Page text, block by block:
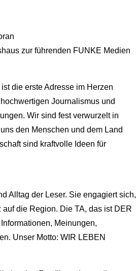
zur führenden FUNKE Medien
die erste Adresse im Herzen
Journalismus und
Wir sind fest verwurzelt in
den Menschen und dem Land
sind kraftvolle Ideen für
Alltag der Leser. Sie engagiert sich,
die Region. Die TA, das ist DER
Meinungen,
Unser Motto: WIR LEBEN